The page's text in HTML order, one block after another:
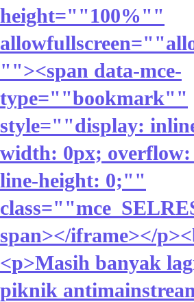
height=""100%""
""><span data-mce-
type=""bookmark""
style=""display:
width: 0px;
line-height: 0;""
span></iframe></
<p>Masih banyak
piknik